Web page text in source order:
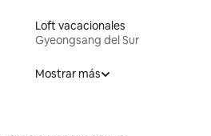
Loft vacacionales
Gyeongsang del Sur
Mostrar más